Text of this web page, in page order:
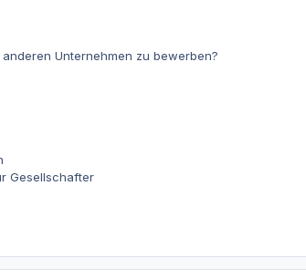
Unternehmen zu bewerben?
Gesellschafter